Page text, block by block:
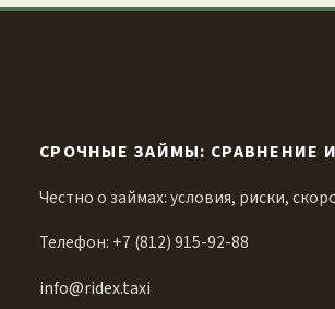
СРОЧНЫЕ ЗАЙМЫ: СРАВНЕНИЕ
Честно о займах: условия, риски,
Телефон: +7 (812) 915-92-88
info@ridex.taxi